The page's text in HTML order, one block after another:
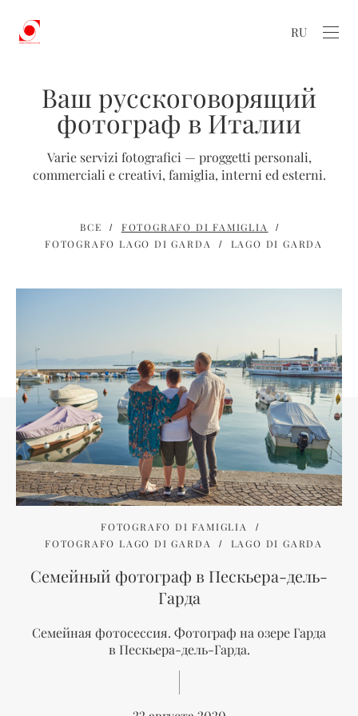
RU
Ваш русскоговорящий
фотограф в Италии
Varie servizi fotografici — proggetti personali,
commerciali e creativi, famiglia, interni ed esterni.
ВСЕ
FOTOGRAFO DI FAMIGLIA
FOTOGRAFO LAGO DI GARDA
LAGO DI GARDA
FOTOGRAFO DI FAMIGLIA
FOTOGRAFO LAGO DI GARDA
LAGO DI GARDA
Семейный фотограф в Пескьера-дель-
Гарда
Семейная фотосессия. Фотограф на озере Гарда
в Пескьера-дель-Гарда.